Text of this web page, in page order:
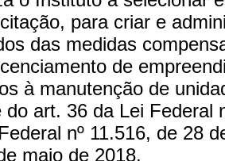
para criar e
das medidas
de
à manutenção de
do art. 36 da Lei Federal
nº 11.516, de 28
maio de 2018.